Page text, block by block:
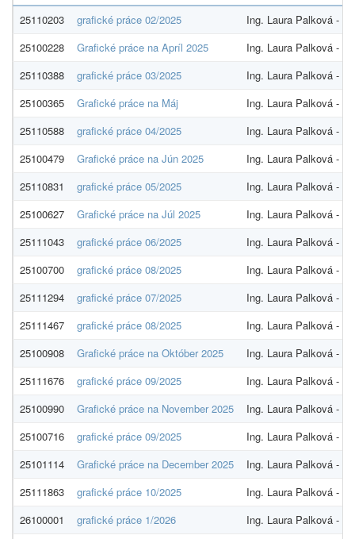
25110203
grafické práce 02/2025
Ing. Laura Palková -
25100228
Grafické práce na Apríl 2025
Ing. Laura Palková -
25110388
grafické práce 03/2025
Ing. Laura Palková -
25100365
Grafické práce na Máj
Ing. Laura Palková -
25110588
grafické práce 04/2025
Ing. Laura Palková -
25100479
Grafické práce na Jún 2025
Ing. Laura Palková -
25110831
grafické práce 05/2025
Ing. Laura Palková -
25100627
Grafické práce na Júl 2025
Ing. Laura Palková -
25111043
grafické práce 06/2025
Ing. Laura Palková -
25100700
grafické práce 08/2025
Ing. Laura Palková -
25111294
grafické práce 07/2025
Ing. Laura Palková -
25111467
grafické práce 08/2025
Ing. Laura Palková -
25100908
Grafické práce na Október 2025
Ing. Laura Palková -
25111676
grafické práce 09/2025
Ing. Laura Palková -
25100990
Grafické práce na November 2025
Ing. Laura Palková -
25100716
grafické práce 09/2025
Ing. Laura Palková -
25101114
Grafické práce na December 2025
Ing. Laura Palková -
25111863
grafické práce 10/2025
Ing. Laura Palková -
26100001
grafické práce 1/2026 Ing. Laura Palková -